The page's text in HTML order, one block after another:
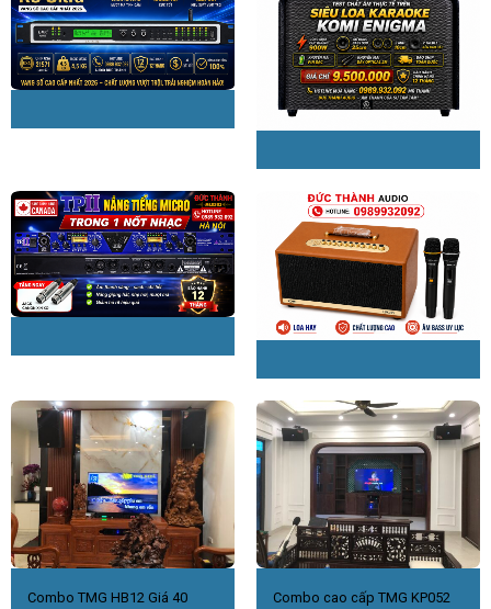
Combo TMG HB12 Giá 40
Combo cao cấp TMG KP052